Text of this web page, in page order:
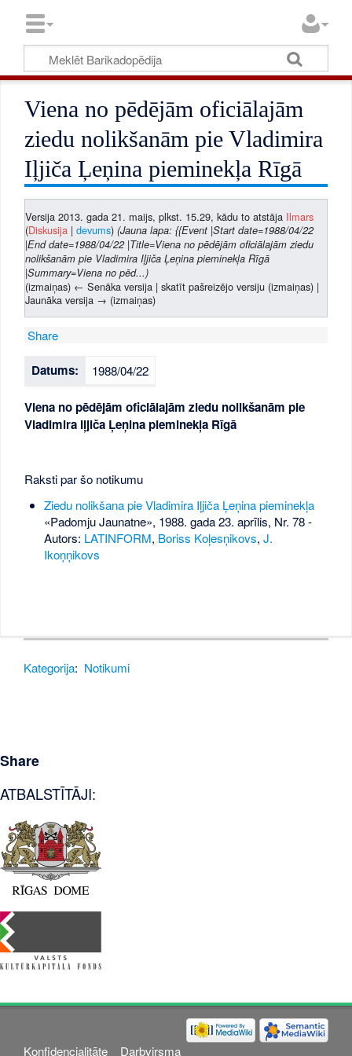
Viena no pēdējām oficiālajām
ziedu nolikšanām pie Vladimira
Iļjiča Ļeņina pieminekļa Rīgā
Versija 2013. gada 21. maijs, plkst. 15.29, kādu to atstāja Ilmars
(Diskusija |devums) (Jauna lapa: {{Event |Start date=1988/04/22
|End date=1988/04/22 |Title=Viena no pēdējām oficiālajām ziedu
nolikšanām pie Vladimira Iļjiča Ļeņina pieminekļa Rīgā
|Summary=Viena no pēd...)
(izmaiņas) ← Senāka versija | skatīt pašreizējo versiju (izmaiņas) |
Jaunāka versija → (izmaiņas)
Share
Datums: 1988/04/22
Viena no pēdējām oficiālajām ziedu nolikšanām pie
Vladimira Iļjiča Ļeņina pieminekļa Rīgā
Raksti par šo notikumu
Ziedu nolikšana pie Vladimira Iļjiča Ļeņina pieminekļa
«Padomju Jaunatne», 1988. gada 23. aprīlis, Nr. 78-
Autors: LATINFORM, Boriss Koļesņikovs, J.
Ikoņņikovs
Kategorija: Notikumi
Share
ATBALSTĪTĀJI:
Konfidencialitāte Darbvirsma